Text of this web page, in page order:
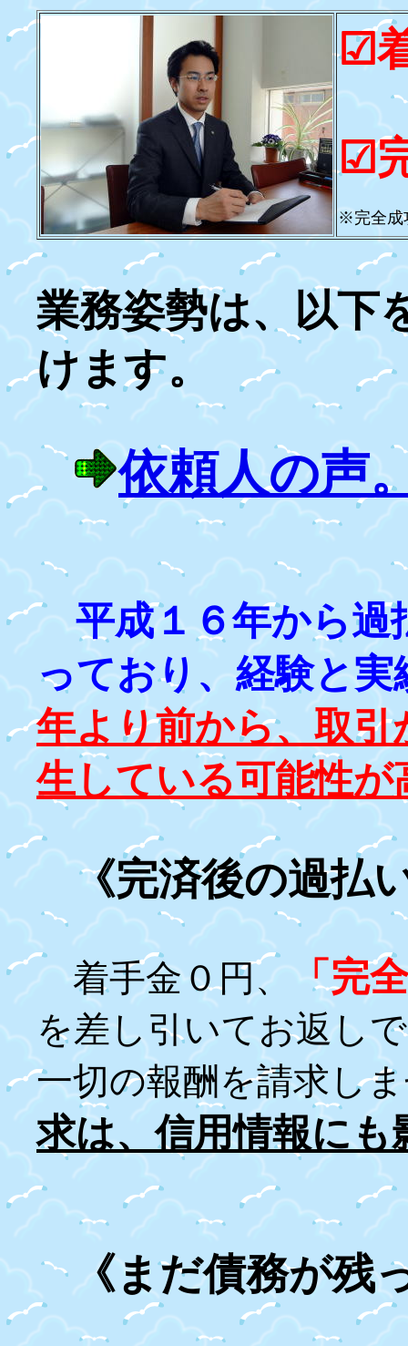
☑
☑
※完全成
業務姿勢は、以下
けます。
依頼人の声
平成１６年から過
っており、経験と
年より前から、取
生している可能性が
《完済後の過払
着手金０円、 「完
を差し引いてお返し
一切の報酬を請求し
求は、信用情報に
《まだ債務が残